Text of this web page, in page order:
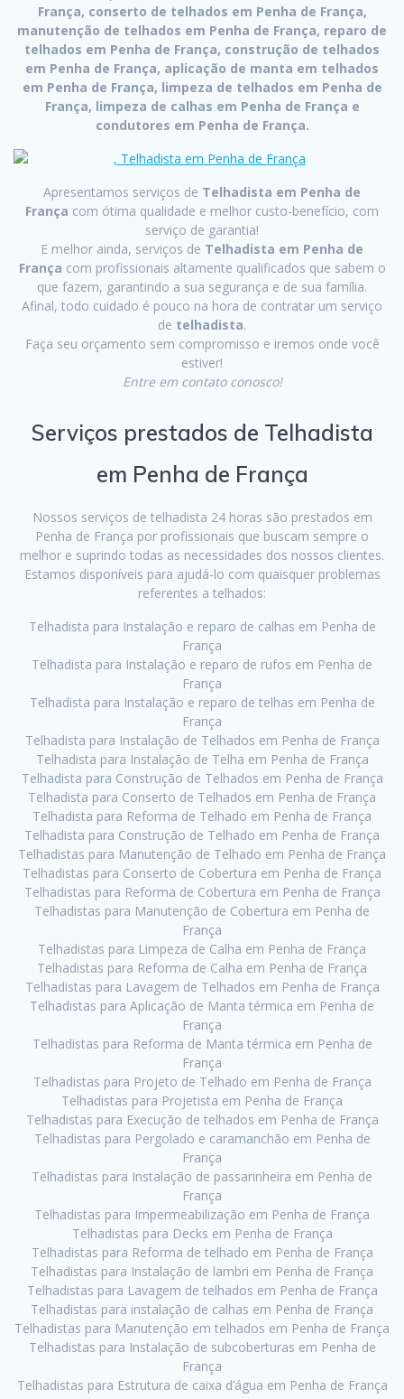
França, conserto de telhados em Penha de França,
manutenção de telhados em Penha de França, reparo de
telhados em Penha de França, construção de telhados
em Penha de França, aplicação de manta em telhados
em Penha de França, limpeza de telhados em Penha de
França, limpeza de calhas em Penha de França e
condutores em Penha de França.
Apresentamos serviços de Telhadista em Penha de
França com ótima qualidade e melhor custo-benefício, com
serviço de garantia!
E melhor ainda, serviços de Telhadista em Penha de
França com profissionais altamente qualificados que sabem o
que fazem, garantindo a sua segurança e de sua família.
Afinal, todo cuidado é pouco na hora de contratar um serviço
de telhadista.
Faça seu orçamento sem compromisso e iremos onde você
estiver!
Entre em contato conosco!
Serviços prestados de Telhadista
em Penha de França
Nossos serviços de telhadista 24 horas são prestados em
Penha de França por profissionais que buscam sempre o
melhor e suprindo todas as necessidades dos nossos clientes.
Estamos disponíveis para ajudá-lo com quaisquer problemas
referentes a telhados:
Telhadista para Instalação e reparo de calhas em Penha de
França
Telhadista para Instalação e reparo de rufos em Penha de
França
Telhadista para Instalação e reparo de telhas em Penha de
França
Telhadista para Instalação de Telhados em Penha de França
Telhadista para Instalação de Telha em Penha de França
Telhadista para Construção de Telhados em Penha de França
Telhadista para Conserto de Telhados em Penha de França
Telhadista para Reforma de Telhado em Penha de França
Telhadista para Construção de Telhado em Penha de França
Telhadistas para Manutenção de Telhado em Penha de França
Telhadistas para Conserto de Cobertura em Penha de França
Telhadistas para Reforma de Cobertura em Penha de França
Telhadistas para Manutenção de Cobertura em Penha de
França
Telhadistas para Limpeza de Calha em Penha de França
Telhadistas para Reforma de Calha em Penha de França
Telhadistas para Lavagem de Telhados em Penha de França
Telhadistas para Aplicação de Manta térmica em Penha de
França
Telhadistas para Reforma de Manta térmica em Penha de
França
Telhadistas para Projeto de Telhado em Penha de França
Telhadistas para Projetista em Penha de França
Telhadistas para Execução de telhados em Penha de França
Telhadistas para Pergolado e caramanchão em Penha de
França
Telhadistas para Instalação de passarinheira em Penha de
França
Telhadistas para Impermeabilização em Penha de França
Telhadistas para Decks em Penha de França
Telhadistas para Reforma de telhado em Penha de França
Telhadistas para Instalação de lambri em Penha de França
Telhadistas para Lavagem de telhados em Penha de França
Telhadistas para instalação de calhas em Penha de França
Telhadistas para Manutenção em telhados em Penha de França
Telhadistas para Instalação de subcoberturas em Penha de
França
Telhadistas para Estrutura de caixa d’água em Penha de França